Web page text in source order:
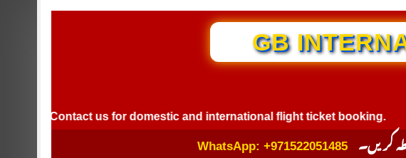
GB
Contact us for domestic and international flight ticket booking. Phone:
کریں۔ WhatsApp: +971522051485